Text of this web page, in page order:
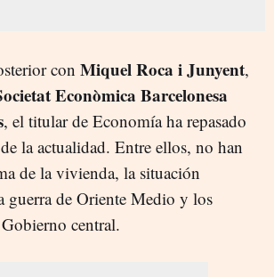
con Miquel Roca i Junyent,
Econòmica Barcelonesa
, el titular de Economía ha repasado
la actualidad. Entre ellos, no han
de la vivienda, la situación
guerra de Oriente Medio y los
central.